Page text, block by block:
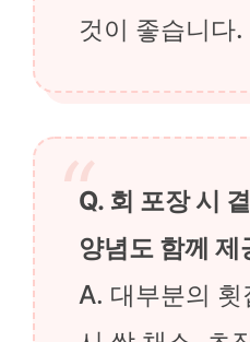
것이 좋습니다.
Q. 회 포장 시
양념도 함께 제
A. 대부분의